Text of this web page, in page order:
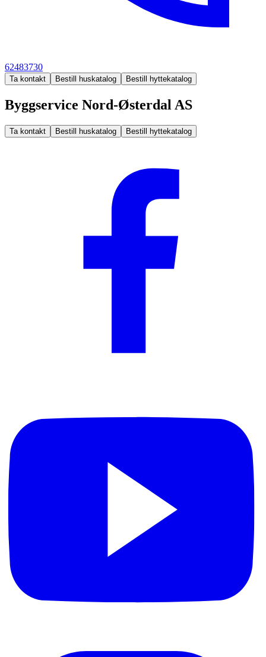
62483730
Ta kontakt Bestill huskatalog Bestill hyttekatalog
Byggservice Nord-Østerdal AS
Ta kontakt Bestill huskatalog Bestill hyttekatalog